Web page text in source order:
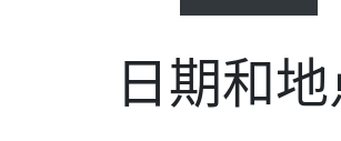
日期和地